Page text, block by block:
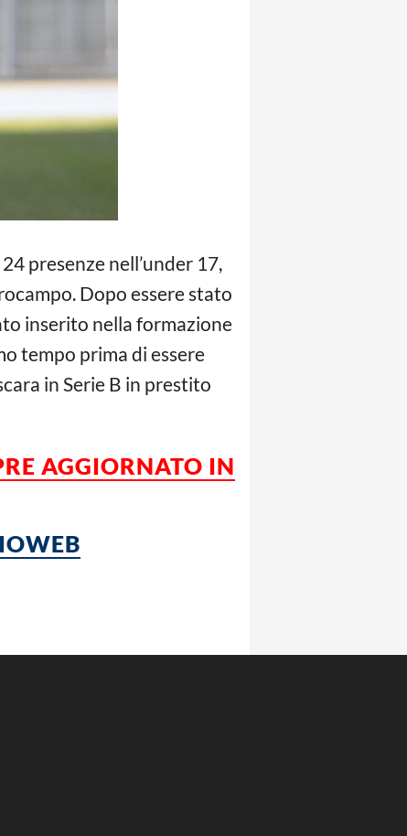
presenze nell’under 17,
Dopo essere stato
inserito nella formazione
tempo prima di essere
in Serie B in prestito
AGGIORNATO IN